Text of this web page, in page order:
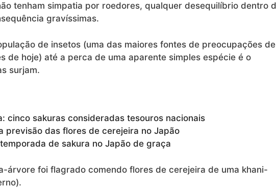
tenham simpatia por roedores, qualquer desequilíbrio dentro
gravíssimas.
de insetos (uma das maiores fontes de preocupações de
de hoje) até a perca de uma aparente simples espécie é o
surjam.
cinco sakuras consideradas tesouros nacionais
previsão das flores de cerejeira no Japão
de sakura no Japão de graça
árvore foi flagrado comendo flores de cerejeira de uma khani-